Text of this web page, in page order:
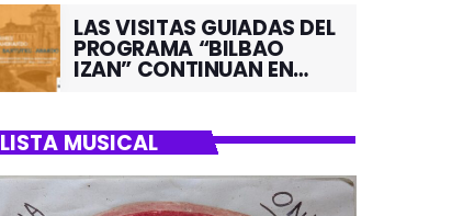
LAS VISITAS GUIADAS DEL
PROGRAMA “BILBAO
IZAN” CONTINUAN EN
LISTA MUSICAL